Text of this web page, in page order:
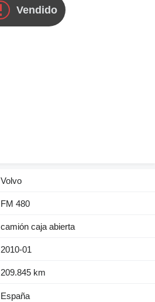
Vendido
Volvo
FM 480
camión caja abierta
2010-01
209.845 km
España